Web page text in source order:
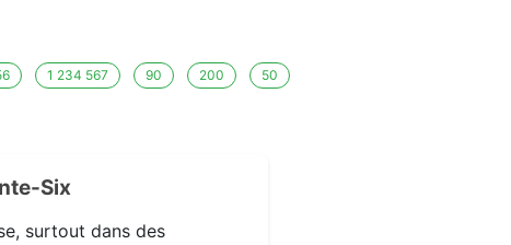
1 234 567 90 200 50
Six
surtout dans des